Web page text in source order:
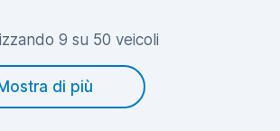
9 su 50 veicoli
di più